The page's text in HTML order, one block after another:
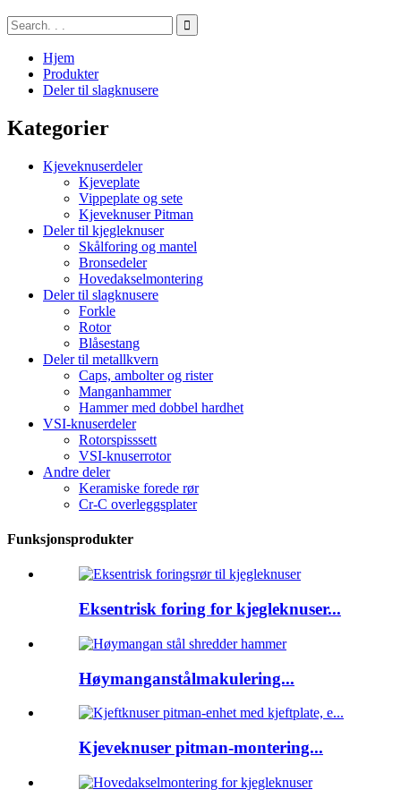
Hjem
Produkter
Deler til slagknusere
Kategorier
Kjeveknuserdeler
Kjeveplate
Vippeplate og sete
Kjeveknuser Pitman
Deler til kjegleknuser
Skålforing og mantel
Bronsedeler
Hovedakselmontering
Deler til slagknusere
Forkle
Rotor
Blåsestang
Deler til metallkvern
Caps, ambolter og rister
Manganhammer
Hammer med dobbel hardhet
VSI-knuserdeler
Rotorspisssett
VSI-knuserrotor
Andre deler
Keramiske forede rør
Cr-C overleggsplater
Funksjonsprodukter
Eksentrisk foring for kjegleknuser...
Høymanganstålmakulering...
Kjeveknuser pitman-montering...